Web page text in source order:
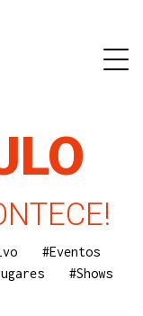
#Eventos
#Shows